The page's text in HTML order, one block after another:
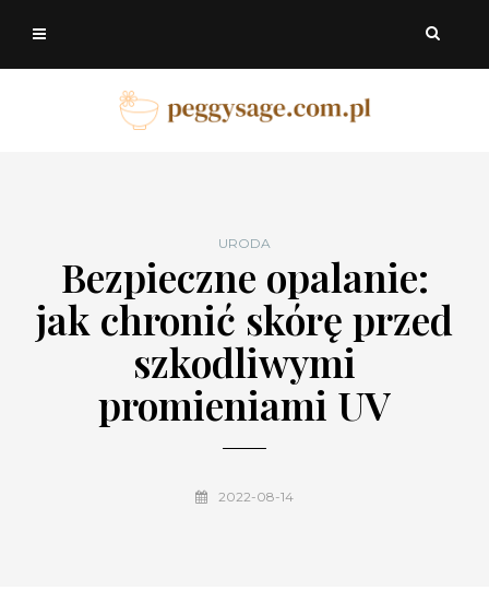
URODA
Bezpieczne opalanie:
jak chronić skórę przed
szkodliwymi
promieniami UV
2022-08-14